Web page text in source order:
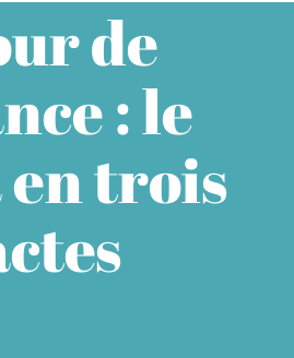
de
: le
trois